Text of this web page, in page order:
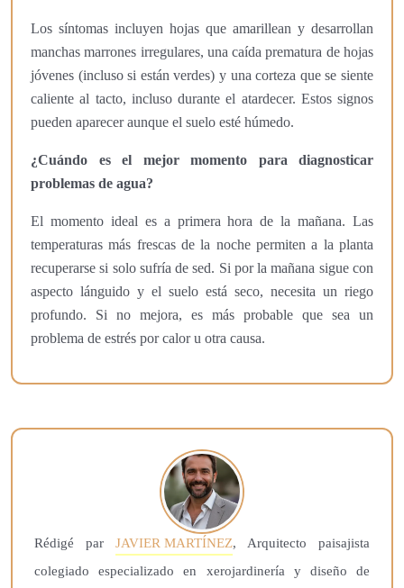
Los síntomas incluyen hojas que amarillean y desarrollan
manchas marrones irregulares, una caída prematura de hojas
jóvenes (incluso si están verdes) y una corteza que se siente
caliente al tacto, incluso durante el atardecer. Estos signos
pueden aparecer aunque el suelo esté húmedo.
¿Cuándo es el mejor momento para diagnosticar
problemas de agua?
El momento ideal es a primera hora de la mañana. Las
temperaturas más frescas de la noche permiten a la planta
recuperarse si solo sufría de sed. Si por la mañana sigue con
aspecto lánguido y el suelo está seco, necesita un riego
profundo. Si no mejora, es más probable que sea un
problema de estrés por calor u otra causa.
Rédigé par JAVIER MARTÍNEZ, Arquitecto paisajista
colegiado especializado en xerojardinería y diseño de